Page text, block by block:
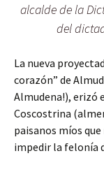
alcalde de la
del
La nueva
corazón” de
Almudena!), erizó
Coscostrina
paisanos míos
impedir la felonía